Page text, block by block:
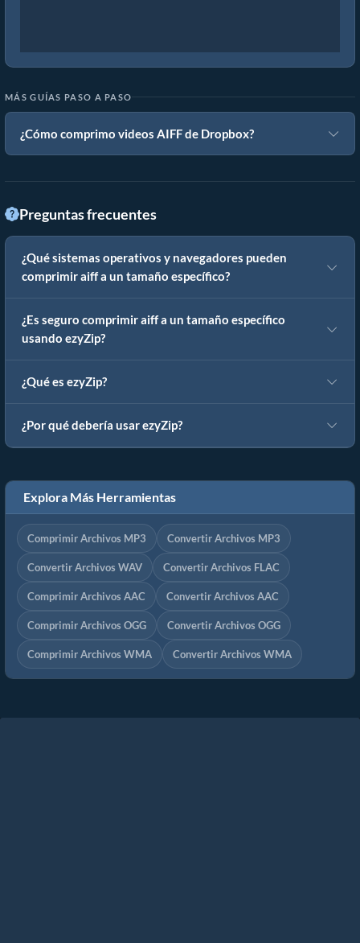
MÁS GUÍAS PASO A PASO
¿Cómo comprimo videos AIFF de Dropbox?
Preguntas frecuentes
¿Qué sistemas operativos y navegadores pueden
comprimir aiff a un tamaño específico?
¿Es seguro comprimir aiff a un tamaño específico
usando ezyZip?
¿Qué es ezyZip?
¿Por qué debería usar ezyZip?
Explora Más Herramientas
Comprimir Archivos MP3 Convertir Archivos MP3
Convertir Archivos WAV Convertir Archivos FLAC
Comprimir Archivos AAC Convertir Archivos AAC
Comprimir Archivos OGG Convertir Archivos OGG
Comprimir Archivos WMA Convertir Archivos WMA